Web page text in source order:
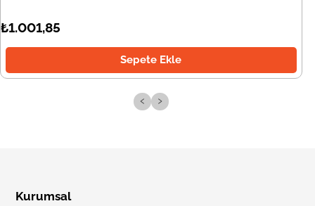
₺1.001,85
Sepete Ekle
‹ ›
Kurumsal